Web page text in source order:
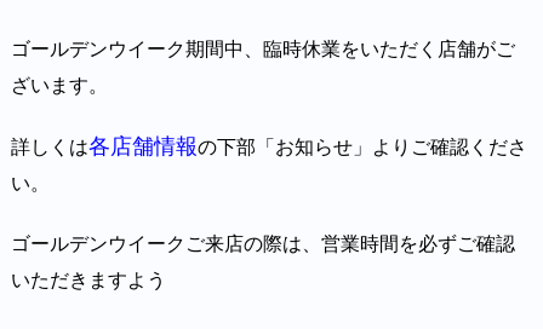
ゴールデンウイーク期間中、臨時休業をいただく店舗がご
ざいます。
詳しくは各店舗情報の下部「お知らせ」よりご確認くださ
い。
ゴールデンウイークご来店の際は、営業時間を必ずご確認
いただきますよう